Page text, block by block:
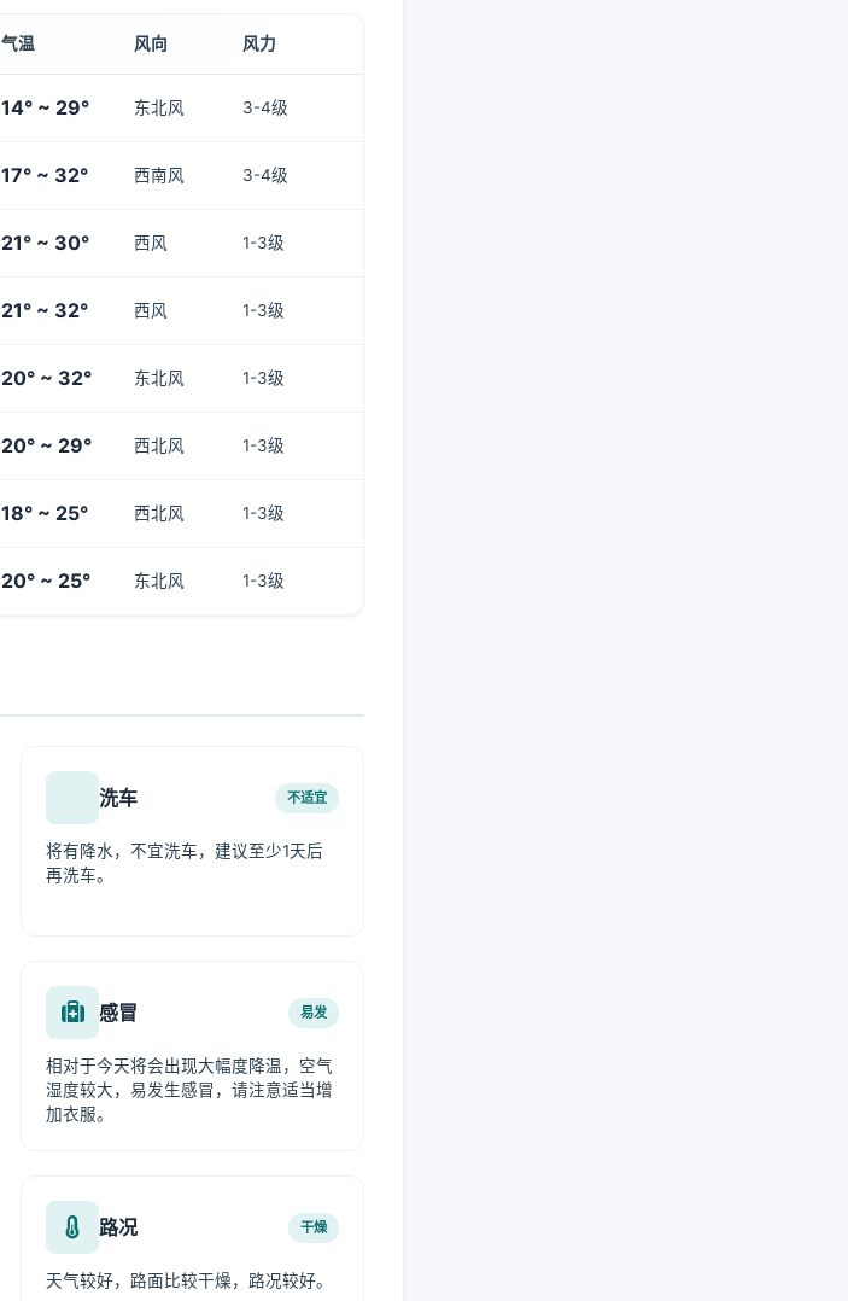
气温 风向 风力
14° ~ 29° 东北风 3-4级
17° ~ 32° 西南风 3-4级
21° ~ 30° 西风 1-3级
21° ~ 32° 西风 1-3级
20° ~ 32° 东北风 1-3级
20° ~ 29° 西北风 1-3级
18° ~ 25° 西北风 1-3级
20° ~ 25° 东北风 1-3级
洗车 不适宜
将有降水，不宜洗车，建议至少1天后
再洗车。
感冒 易发
相对于今天将会出现大幅度降温，空气
湿度较大，易发生感冒，请注意适当增
加衣服。
路况 干燥
天气较好，路面比较干燥，路况较好。